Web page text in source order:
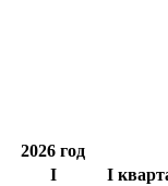
2026 год
I
I